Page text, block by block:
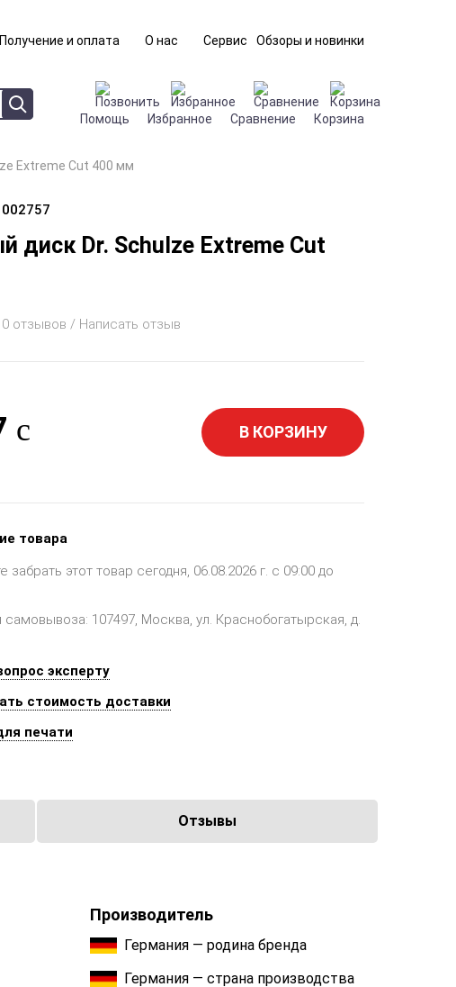
Получение и оплата О нас Сервис Обзоры и новинки
Помощь Избранное Сравнение Корзина
Extreme Cut 400 мм
диск Dr. Schulze Extreme Cut
0 отзывов / Написать отзыв
В КОРЗИНУ
товара
этот товар сегодня, 06.08.2026 г. с 09:00 до
самовывоза: 107497, Москва, ул. Краснобогатырская, д.
эксперту
стоимость доставки
печати
Отзывы
Производитель
Германия — родина бренда
Германия — страна производства